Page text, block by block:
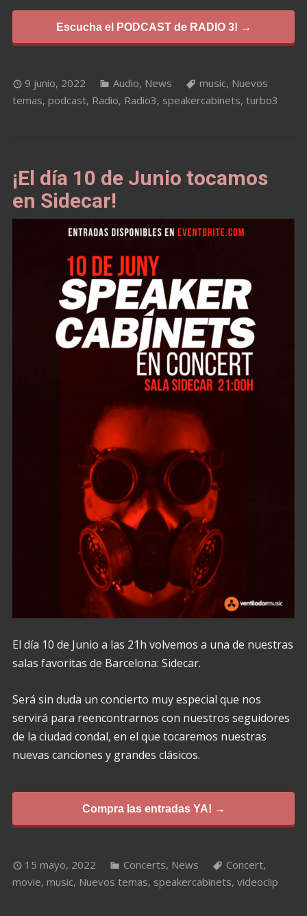
Escucha el PODCAST de RADIO 3! →
9 junio, 2022 Audio, News music, Nuevos
temas, podcast, Radio, Radio3, speakercabinets, turbo3
¡El día 10 de Junio tocamos
en Sidecar!
El día 10 de Junio a las 21h volvemos a una de nuestras
salas favoritas de Barcelona: Sidecar.
Será sin duda un concierto muy especial que nos
servirá para reencontrarnos con nuestros seguidores
de la ciudad condal, en el que tocaremos nuestras
nuevas canciones y grandes clásicos.
Compra las entradas YA! →
15 mayo, 2022 Concerts, News Concert,
movie, music, Nuevos temas, speakercabinets, videoclip